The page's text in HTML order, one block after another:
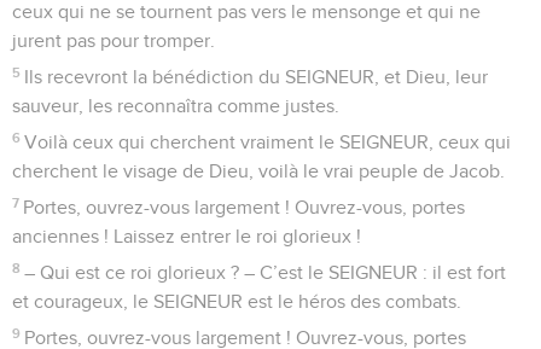
ceux qui ne se tournent pas vers le mensonge et qui ne
jurent pas pour tromper.
5 Ils recevront la bénédiction du SEIGNEUR, et Dieu, leur
sauveur, les reconnaîtra comme justes.
6 Voilà ceux qui cherchent vraiment le SEIGNEUR, ceux qui
cherchent le visage de Dieu, voilà le vrai peuple de Jacob.
7 Portes, ouvrez-vous largement ! Ouvrez-vous, portes
anciennes ! Laissez entrer le roi glorieux !
8 – Qui est ce roi glorieux ? – C’est le SEIGNEUR : il est fort
et courageux, le SEIGNEUR est le héros des combats.
9 Portes, ouvrez-vous largement ! Ouvrez-vous, portes